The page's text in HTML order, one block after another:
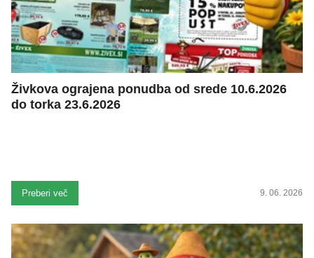
Živkova ograjena ponudba od srede 10.6.2026
do torka 23.6.2026
Preberi več 9. 06. 2026